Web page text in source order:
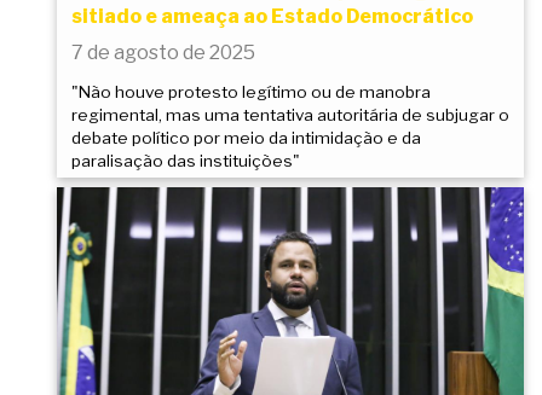
sitiado e ameaça ao Estado Democrático
7 de agosto de 2025
"Não houve protesto legítimo ou de manobra
regimental, mas uma tentativa autoritária de subjugar o
debate político por meio da intimidação e da
paralisação das instituições"